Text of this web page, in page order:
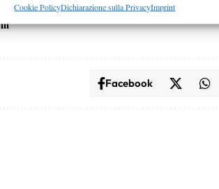
prevenire e rilevare frodi, correggere errori,
e contenuto, Salvare e comunicare le
Cookie PolicyDichiarazione sulla PrivacyImprint
Facebook